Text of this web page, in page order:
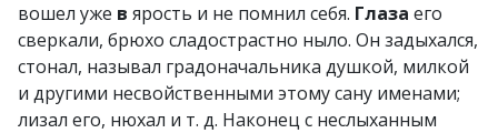
вошел уже в ярость и не помнил себя. Глаза его
сверкали, брюхо сладострастно ныло. Он задыхался,
стонал, называл градоначальника душкой, милкой
и другими несвойственными этому сану именами;
лизал его, нюхал и т. д. Наконец с неслыханным